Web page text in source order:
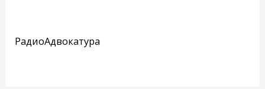
РадиоАдвокатура